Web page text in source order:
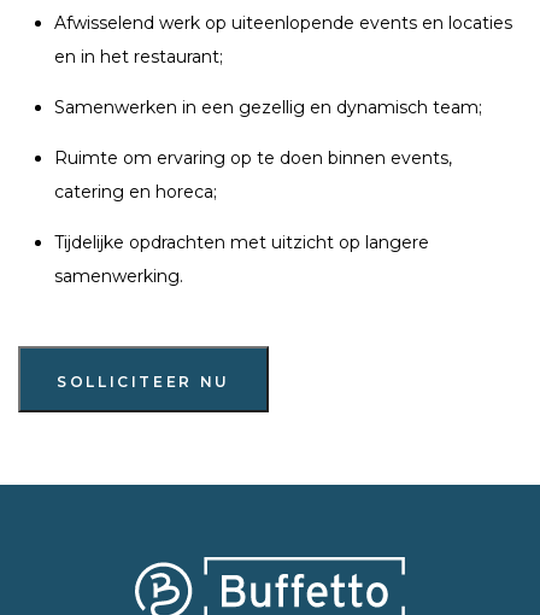
Afwisselend werk op uiteenlopende events en locaties
en in het restaurant;
Samenwerken in een gezellig en dynamisch team;
Ruimte om ervaring op te doen binnen events,
catering en horeca;
Tijdelijke opdrachten met uitzicht op langere
samenwerking.
SOLLICITEER NU